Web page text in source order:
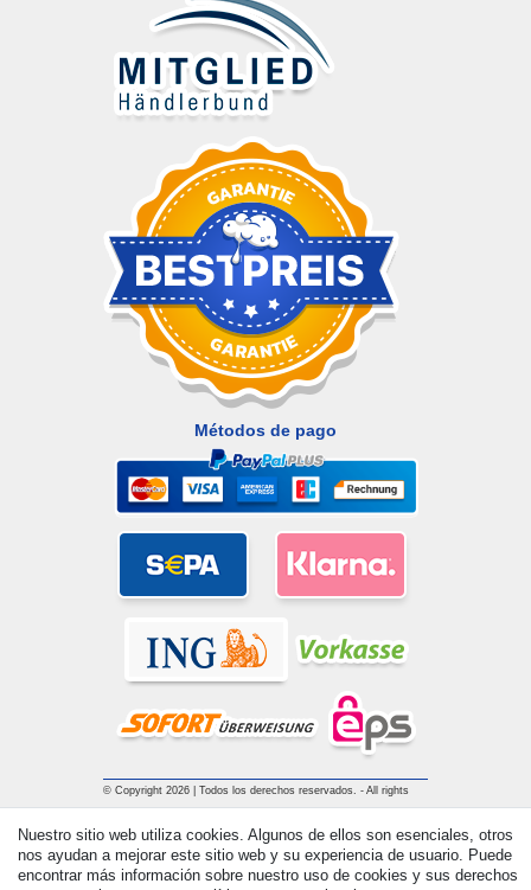
Métodos de pago
© Copyright 2026 | Todos los derechos reservados. - All rights
reserved. Prices incl. VAT. 19% VAT Basic prices see article detail
| * Applies to deliveries to the UK!
Nuestro sitio web utiliza cookies. Algunos de ellos son esenciales, otros
nos ayudan a mejorar este sitio web y su experiencia de usuario. Puede
encontrar más información sobre nuestro uso de cookies y sus derechos